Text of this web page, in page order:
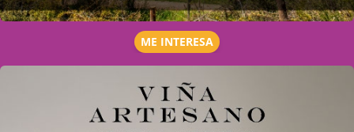
ME INTERESA